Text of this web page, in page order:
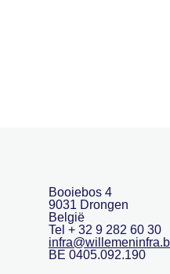
Booiebos 4
9031 Drongen
België
Tel + 32 9 282 60 30
BE 0405.092.190